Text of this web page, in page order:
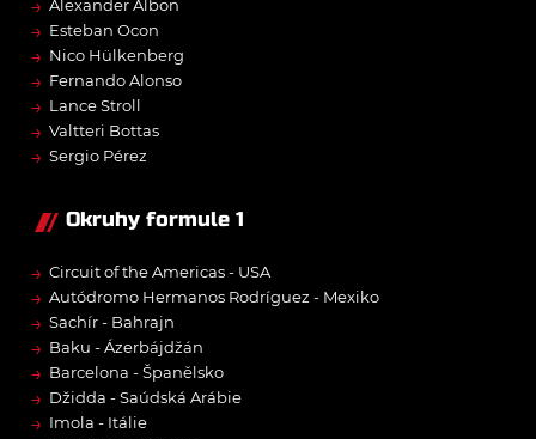
→ Alexander Albon
→ Esteban Ocon
→ Nico Hülkenberg
→ Fernando Alonso
→ Lance Stroll
→ Valtteri Bottas
→ Sergio Pérez
Okruhy formule 1
→ Circuit of the Americas - USA
→ Autódromo Hermanos Rodríguez - Mexiko
→ Sachír - Bahrajn
→ Baku - Ázerbájdžán
→ Barcelona - Španělsko
→ Džidda - Saúdská Arábie
→ Imola - Itálie